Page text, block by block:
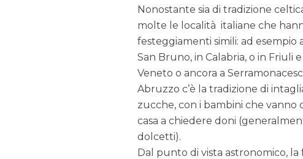
Nonostante sia di tradizione
molte le località italiane che
festeggiamenti simili: ad esempio
San Bruno, in Calabria, o in Friuli
Veneto o ancora a
Abruzzo c’è la tradizione di
zucche, con i bambini che vanno
casa a chiedere doni
dolcetti).
Dal punto di vista astronomico, la